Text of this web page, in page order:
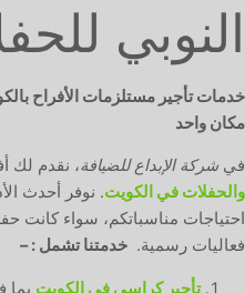
النوبي
خدمات تأجير مستلزمات الأفراح
مكان واحد
في شركة الإبداع للضيافة، نقدم لك
والحفلات في الكويت. نوفر أحدث
احتياجات مناسباتكم، سواء كانت
فعاليات رسمية. خدمتنا تشمل : –
تأجير كراسي في الكويت